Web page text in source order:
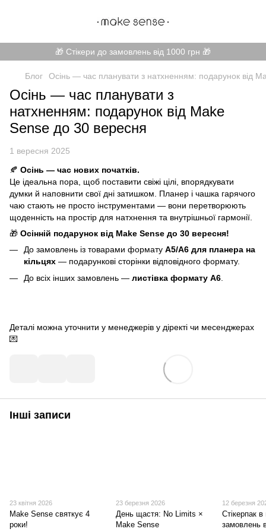
🎁 Стікери до замовлень від 1000 грн 🎁
Блог Осінь — час планувати з натхненням: подарунок від
Осінь — час планувати з
натхненням: подарунок від Make
Sense до 30 вересня
1 вересня 2025
🍂 Осінь — час нових початків.
Це ідеальна пора, щоб поставити свіжі цілі, впорядкувати
думки й наповнити свої дні затишком. Планер і чашка гарячого
чаю стають не просто інструментами — вони перетворюють
щоденність на простір для натхнення та внутрішньої гармонії.
🎁 Осінній подарунок від Make Sense до 30 вересня!
До замовлень із товарами формату A5/A6 для планера на
кільцях — подарункові сторінки відповідного формату.
До всіх інших замовлень — листівка формату A6.
Деталі можна уточнити у менеджерів у діректі чи месенджерах
💌
Інші записи
23 квітня 2026
Make Sense святкує 4
роки!
23 березня 2026
День щастя: No Limits ×
Make Sense
12 березня
Стікерпак
замовлень